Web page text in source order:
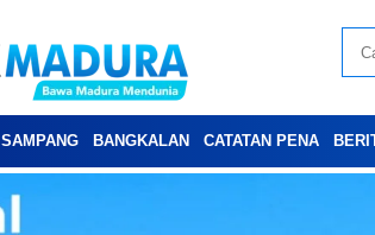
SAMPANG BANGKALAN CATATAN PENA